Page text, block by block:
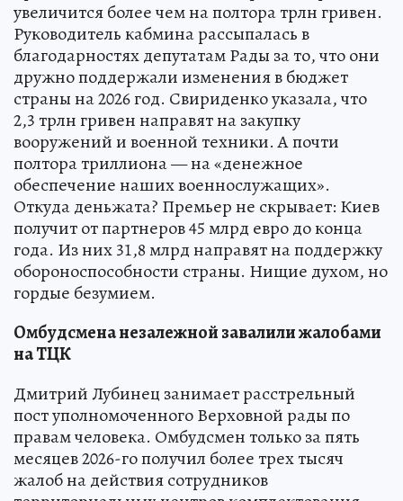
увеличится более чем на полтора трлн гривен.
Руководитель кабмина рассыпалась в
благодарностях депутатам Рады за то, что они
дружно поддержали изменения в бюджет
страны на 2026 год. Свириденко указала, что
2,3 трлн гривен направят на закупку
вооружений и военной техники. А почти
полтора триллиона — на «денежное
обеспечение наших военнослужащих».
Откуда деньжата? Премьер не скрывает: Киев
получит от партнеров 45 млрд евро до конца
года. Из них 31,8 млрд направят на поддержку
обороноспособности страны. Нищие духом, но
гордые безумием.
Омбудсмена незалежной завалили жалобами
на ТЦК
Дмитрий Лубинец занимает расстрельный
пост уполномоченного Верховной рады по
правам человека. Омбудсмен только за пять
месяцев 2026-го получил более трех тысяч
жалоб на действия сотрудников